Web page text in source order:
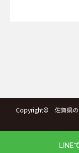
Copyright© 佐賀県の
LINE